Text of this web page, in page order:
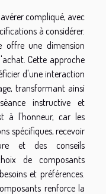
compliqué, avec
à considérer.
offre une dimension
Cette approche
d'une interaction
transformant ainsi
instructive et
à l'honneur, car les
spécifiques, recevoir
et des conseils
de composants
et préférences.
renforce la